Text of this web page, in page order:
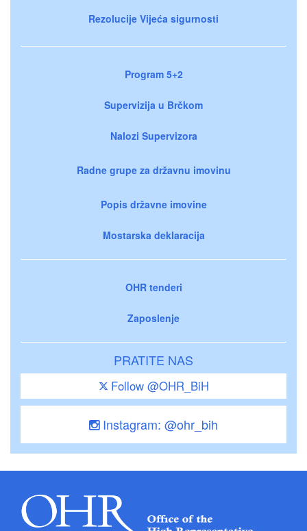
Rezolucije Vijeća sigurnosti
Program 5+2
Supervizija u Brčkom
Nalozi Supervizora
Radne grupe za državnu imovinu
Popis državne imovine
Mostarska deklaracija
OHR tenderi
Zaposlenje
PRATITE NAS
Follow @OHR_BiH
Instagram: @ohr_bih